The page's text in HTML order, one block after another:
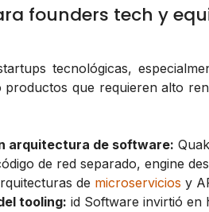
founders tech y
tecnológicas,
productos que requieren alto
arquitectura de software:
de red separado, engine
de microservicios y
tooling: id Software invirtió en